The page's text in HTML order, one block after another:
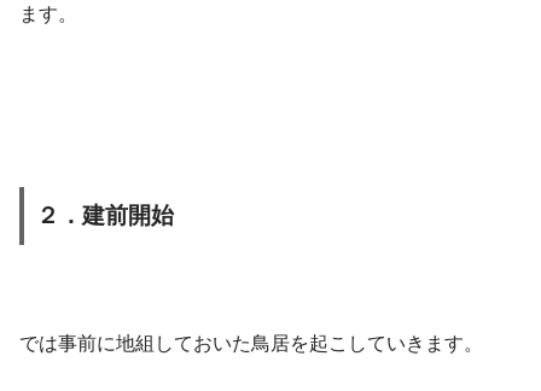
ます。
２．建前開始
では事前に地組しておいた鳥居を起こしていきます。